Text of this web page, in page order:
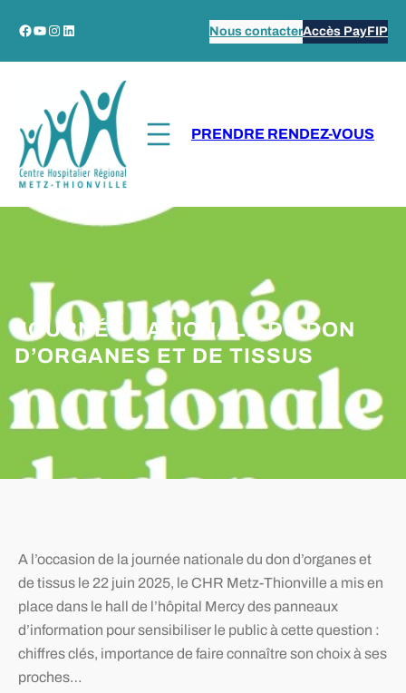
Facebook
YouTube
Instagram
LinkedIn Nous contacterAccès PayFIP
PRENDRE RENDEZ-VOUS
JOURNÉE NATIONALE DU DON
D’ORGANES ET DE TISSUS
A l’occasion de la journée nationale du don d’organes et
de tissus le 22 juin 2025, le CHR Metz-Thionville a mis en
place dans le hall de l’hôpital Mercy des panneaux
d’information pour sensibiliser le public à cette question :
chiffres clés, importance de faire connaître son choix à ses
proches…